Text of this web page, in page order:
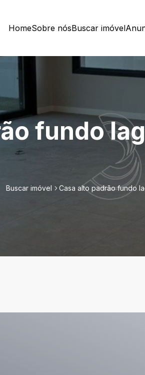
HomeSobre nósBuscar imóvel
fundo
Buscar imóvel Casa alto padrão fundo